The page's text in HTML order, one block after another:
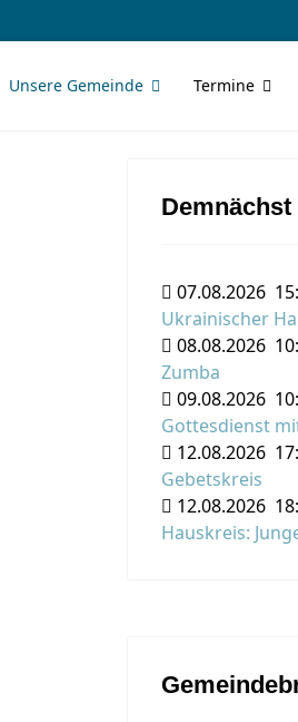
Unsere Gemeinde Termine
Demnächst
07.08.2026
Ukrainischer
08.08.2026
Zumba
09.08.2026
Gottesdienst
12.08.2026
Gebetskreis
12.08.2026
Hauskreis: